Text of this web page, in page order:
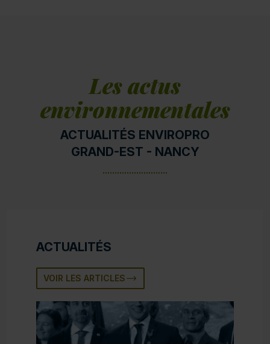
Les actus
environnementales
ACTUALITÉS ENVIROPRO
GRAND-EST - NANCY
ACTUALITÉS
VOIR LES ARTICLES